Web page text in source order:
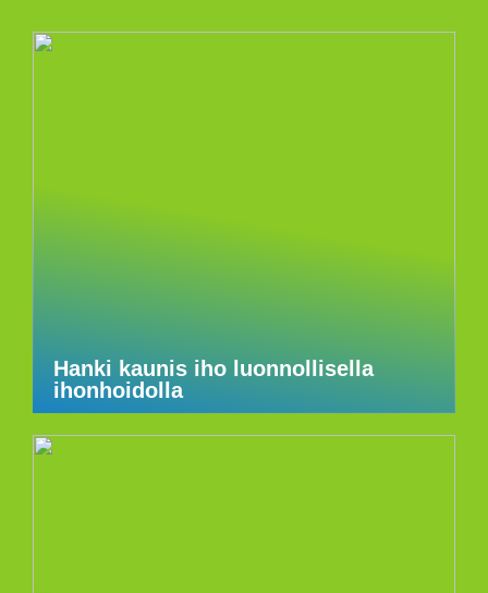
Hanki kaunis iho luonnollisella
ihonhoidolla